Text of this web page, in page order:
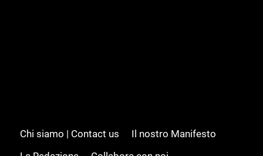
Chi siamo | Contact us
Il nostro Manifesto